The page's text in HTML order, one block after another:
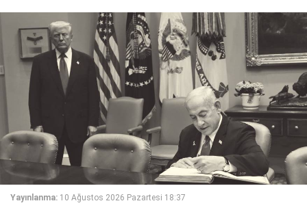
Yayınlanma: 10 Ağustos 2026 Pazartesi 18:37